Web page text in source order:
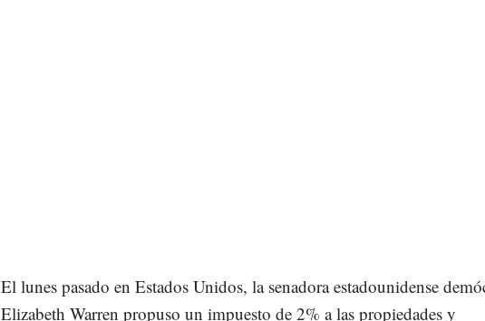
El lunes pasado en Estados Unidos, la senadora estadounidense
Elizabeth Warren propuso un impuesto de 2% a las propiedades y